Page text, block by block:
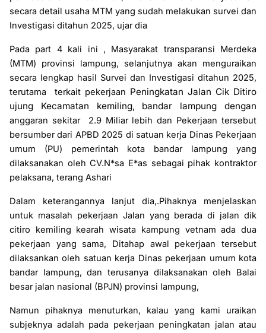
secara detail usaha MTM yang sudah melakukan survei dan
Investigasi ditahun 2025, ujar dia
Pada part 4 kali ini , Masyarakat transparansi Merdeka
(MTM) provinsi lampung, selanjutnya akan menguraikan
secara lengkap hasil Survei dan Investigasi ditahun 2025,
terutama
terkait pekerjaan Peningkatan Jalan Cik Ditiro
ujung Kecamatan kemiling, bandar lampung dengan
anggaran sekitar
2.9 Miliar lebih dan Pekerjaan tersebut
bersumber dari APBD 2025 di satuan kerja Dinas Pekerjaan
umum (PU) pemerintah kota bandar lampung yang
dilaksanakan oleh CV.N*sa E*as sebagai pihak kontraktor
pelaksana, terang Ashari
Dalam keterangannya lanjut dia,.Pihaknya menjelaskan
untuk masalah pekerjaan Jalan yang berada di jalan dik
citiro kemiling kearah wisata kampung vetnam ada dua
pekerjaan yang sama, Ditahap awal pekerjaan tersebut
dilaksankan oleh satuan kerja Dinas pekerjaan umum kota
bandar lampung, dan terusanya dilaksanakan oleh Balai
besar jalan nasional (BPJN) provinsi lampung,
Namun pihaknya menuturkan, kalau yang kami uraikan
subjeknya adalah pada pekerjaan peningkatan jalan atau